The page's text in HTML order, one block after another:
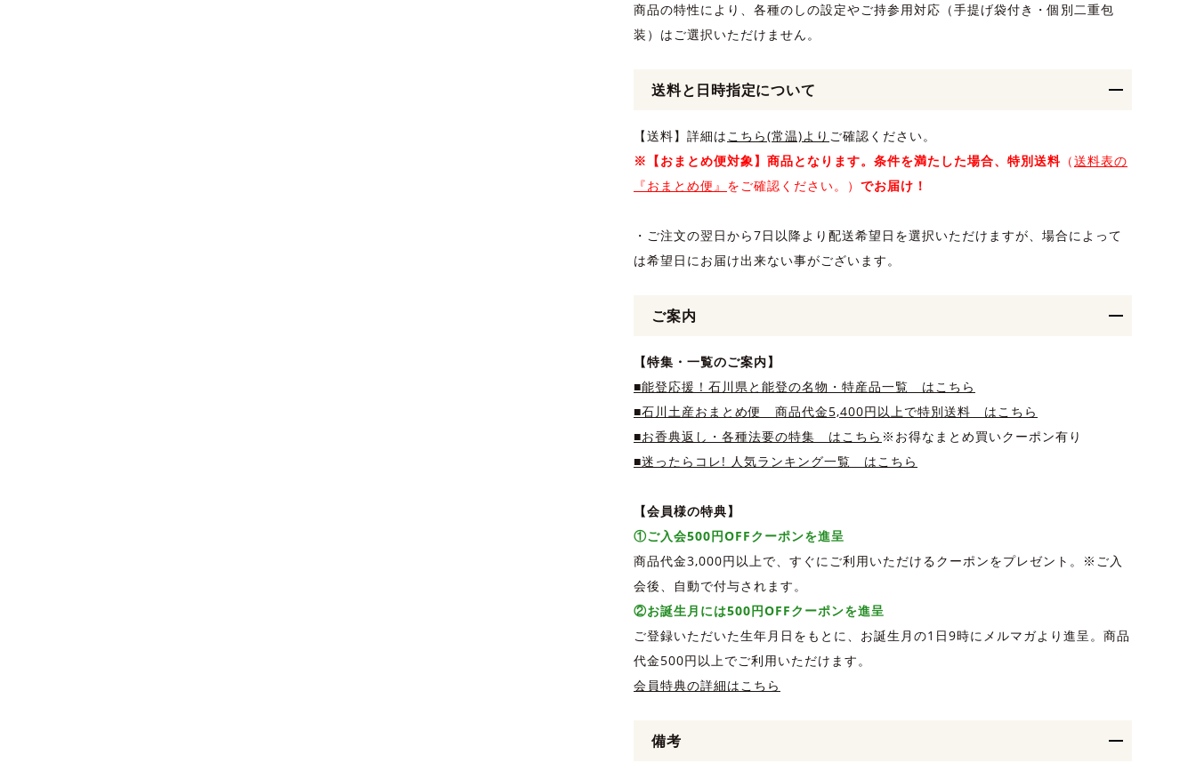
商品の特性により、各種のしの設定やご持参用対応（手提げ袋付き・個別二重包
装）はご選択いただけません。
送料と日時指定について
【送料】詳細はこちら(常温)より ご確認ください。
※【おまとめ便対象】商品となります。条件を満たした場合、特別送料 （送料表の
『おまとめ便』 をご確認ください。） でお届け！
・ご注文の翌日から7日以降より配送希望日を選択いただけますが、場合によって
は希望日にお届け出来ない事がございます。
ご案内
【特集・一覧のご案内】
■能登応援！石川県と能登の名物・特産品一覧 はこちら
■石川土産おまとめ便 商品代金5,400円以上で特別送料 はこちら
■お香典返し・各種法要の特集 はこちら ※お得なまとめ買いクーポン有り
■迷ったらコレ! 人気ランキング一覧 はこちら
【会員様の特典】
①ご入会500円OFFクーポンを進呈
商品代金3,000円以上で、すぐにご利用いただけるクーポンをプレゼント。※ご入
会後、自動で付与されます。
②お誕生月には500円OFFクーポンを進呈
ご登録いただいた生年月日をもとに、お誕生月の1日9時にメルマガより進呈。商品
代金500円以上でご利用いただけます。
会員特典の詳細はこちら
備考